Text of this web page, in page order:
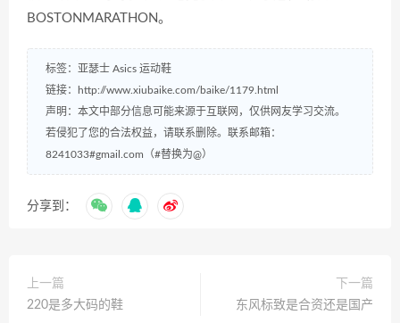
BOSTONMARATHON。
标签： 亚瑟士 Asics 运动鞋
链接：
http://www.xiubaike.com/baike/1179.html
声明：本文中部分信息可能来源于互联网，仅供网友学习交流。
若侵犯了您的合法权益，请联系删除。联系邮箱：
8241033#gmail.com（#替换为@）
分享到：
上一篇
220是多大码的鞋
下一篇
东风标致是合资还是国产